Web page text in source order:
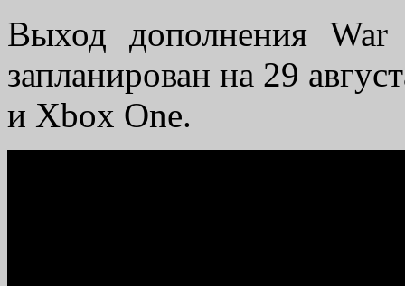
Выход дополнения
запланирован на 29
и Xbox One.